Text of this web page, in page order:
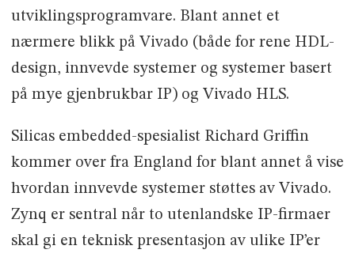
utviklingsprogramvare. Blant annet et
nærmere blikk på Vivado (både for rene HDL-
design, innvevde systemer og systemer basert
på mye gjenbrukbar IP) og Vivado HLS.
Silicas embedded-spesialist Richard Griffin
kommer over fra England for blant annet å vise
hvordan innvevde systemer støttes av Vivado.
Zynq er sentral når to utenlandske IP-firmaer
skal gi en teknisk presentasjon av ulike IP’er